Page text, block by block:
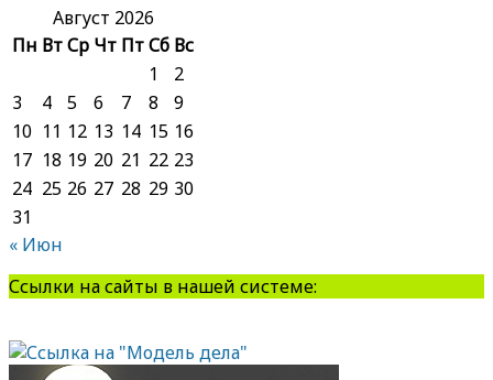
Август 2026
Пн ВтСр Чт ПтСб Вс
1
2
3
4 5 6 7 8
9
10 11 12 13 14 15 16
17 18 19 20 21 22 23
24 25 26 27 28 29 30
31
« Июн
Ссылки на сайты в нашей системе: